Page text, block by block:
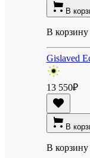
В
В корзину
Gislaved
13 550₽
В
В корзину